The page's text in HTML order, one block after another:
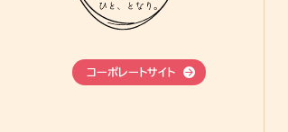
コーポレートサイト